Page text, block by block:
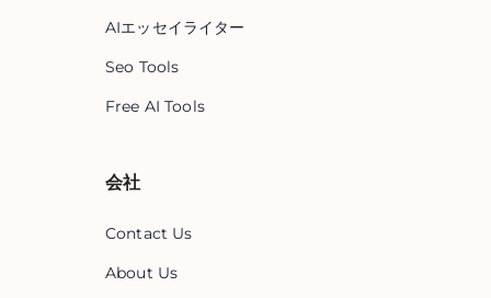
AIエッセイライター
Seo Tools
Free AI Tools
会社
Contact Us
About Us